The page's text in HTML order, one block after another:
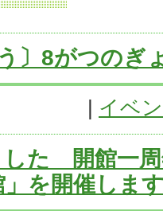
〕8がつのぎ
イベ
た 開館一周
を開催しま